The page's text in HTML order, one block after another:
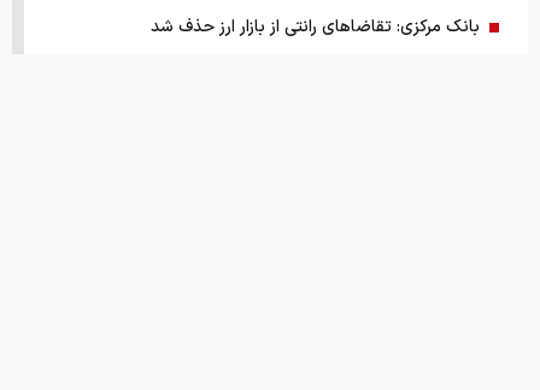
بانک مرکزی: تقاضا‌های رانتی از بازار ارز حذف شد